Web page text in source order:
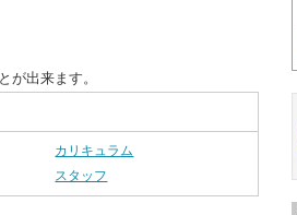
が出来ます。
カリキュラム
スタッフ